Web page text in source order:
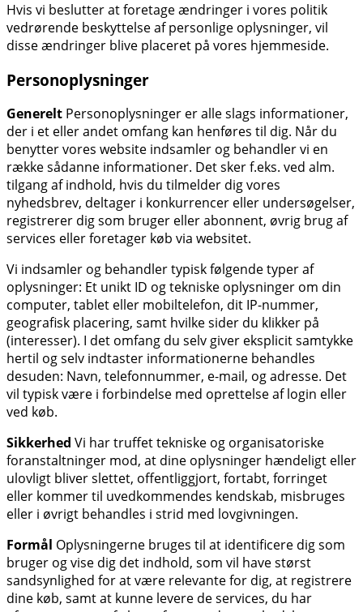
Hvis vi beslutter at foretage ændringer i vores politik
vedrørende beskyttelse af personlige oplysninger, vil
disse ændringer blive placeret på vores hjemmeside.
Personoplysninger
Generelt Personoplysninger er alle slags informationer,
der i et eller andet omfang kan henføres til dig. Når du
benytter vores website indsamler og behandler vi en
række sådanne informationer. Det sker f.eks. ved alm.
tilgang af indhold, hvis du tilmelder dig vores
nyhedsbrev, deltager i konkurrencer eller undersøgelser,
registrerer dig som bruger eller abonnent, øvrig brug af
services eller foretager køb via websitet.
Vi indsamler og behandler typisk følgende typer af
oplysninger: Et unikt ID og tekniske oplysninger om din
computer, tablet eller mobiltelefon, dit IP-nummer,
geografisk placering, samt hvilke sider du klikker på
(interesser). I det omfang du selv giver eksplicit samtykke
hertil og selv indtaster informationerne behandles
desuden: Navn, telefonnummer, e-mail, og adresse. Det
vil typisk være i forbindelse med oprettelse af login eller
ved køb.
Sikkerhed Vi har truffet tekniske og organisatoriske
foranstaltninger mod, at dine oplysninger hændeligt eller
ulovligt bliver slettet, offentliggjort, fortabt, forringet
eller kommer til uvedkommendes kendskab, misbruges
eller i øvrigt behandles i strid med lovgivningen.
Formål Oplysningerne bruges til at identificere dig som
bruger og vise dig det indhold, som vil have størst
sandsynlighed for at være relevante for dig, at registrere
dine køb, samt at kunne levere de services, du har